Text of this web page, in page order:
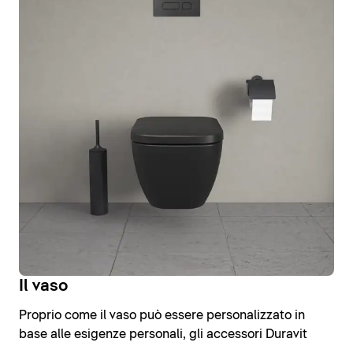
Il vaso
Proprio come il vaso può essere personalizzato in
base alle esigenze personali, gli accessori Duravit